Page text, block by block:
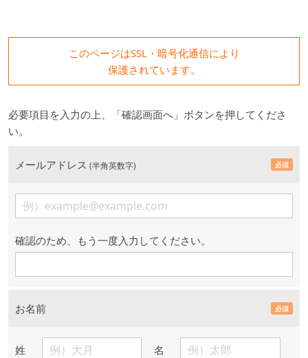
このページはSSL・暗号化通信により
保護されています。
必要項目を入力の上、「確認画面へ」ボタンを押してくださ
い。
メールアドレス (半角英数字) 必須
確認のため、もう一度入力してください。
お名前 必須
姓 名